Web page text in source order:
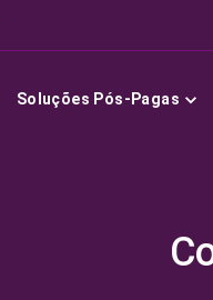
Soluções Pós-Pagas